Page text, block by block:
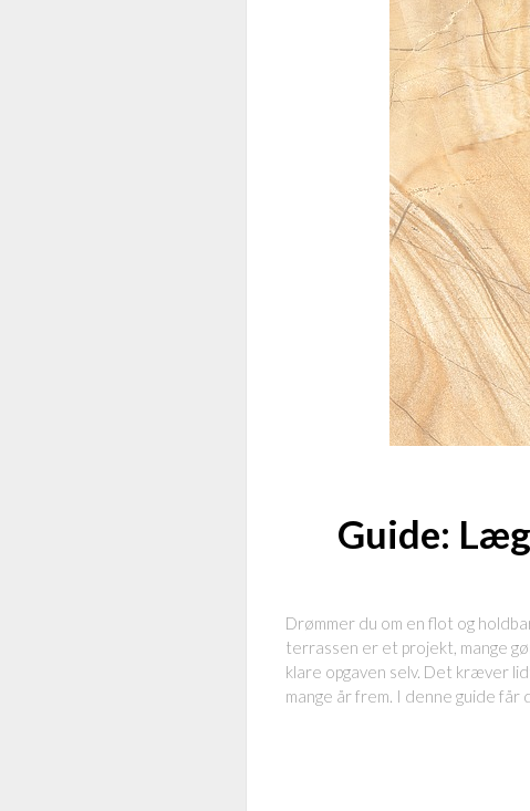
Guide:
Drømmer du om en flot og
terrassen er et projekt, mange
klare opgaven selv. Det kræver
mange år frem. I denne guide